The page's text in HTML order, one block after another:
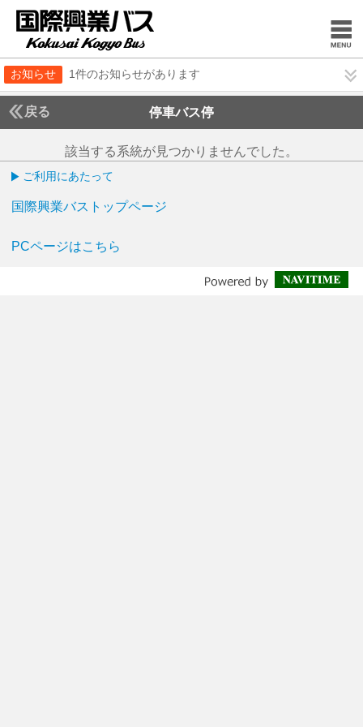
お知らせ 1件のお知らせがあります
戻る 停車バス停
該当する系統が見つかりませんでした。
ご利用にあたって
国際興業バストップページ
PCページはこちら